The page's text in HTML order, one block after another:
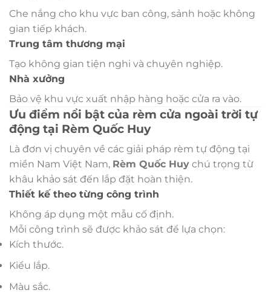
Che nắng cho khu vực ban công, sảnh hoặc không
gian tiếp khách.
Trung tâm thương mại
Tạo không gian tiện nghi và chuyên nghiệp.
Nhà xưởng
Bảo vệ khu vực xuất nhập hàng hoặc cửa ra vào.
Ưu điểm nổi bật của rèm cửa ngoài trời tự
động tại Rèm Quốc Huy
Là đơn vị chuyên về các giải pháp rèm tự động tại
miền Nam Việt Nam, Rèm Quốc Huy chú trọng từ
khâu khảo sát đến lắp đặt hoàn thiện.
Thiết kế theo từng công trình
Không áp dụng một mẫu cố định.
Mỗi công trình sẽ được khảo sát để lựa chọn:
Kích thước.
Kiểu lắp.
Màu sắc.